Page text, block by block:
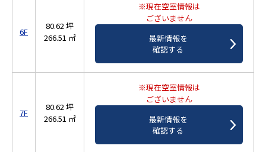
6F
80.62 坪
266.51 ㎡
※現在空室情報は
ございません
最新情報を
確認する
7F
80.62 坪
266.51 ㎡
※現在空室情報は
ございません
最新情報を
確認する